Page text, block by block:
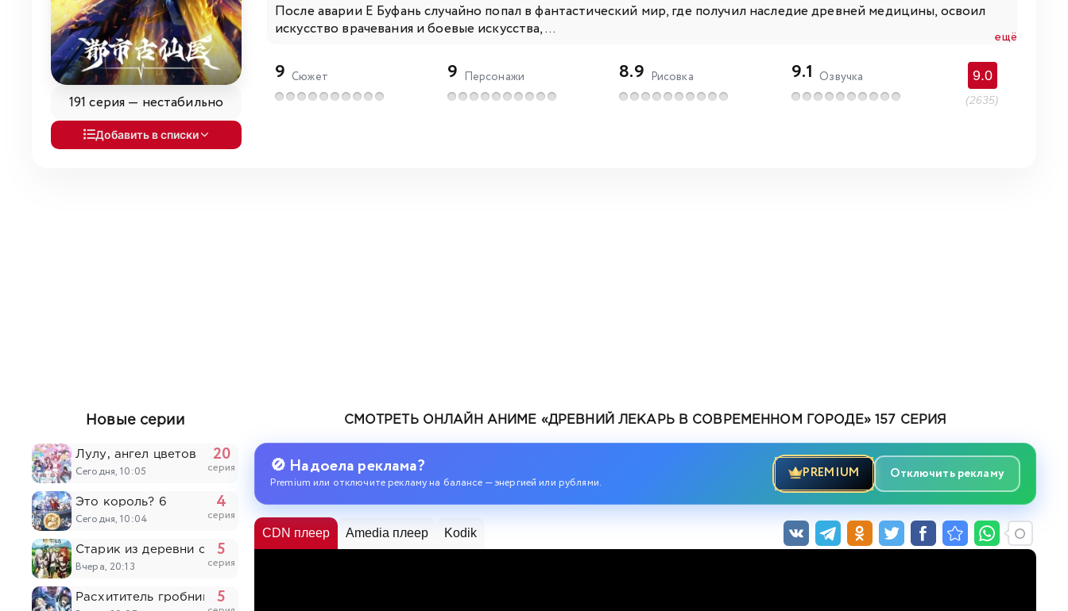
191 серия — нестабильно
Добавить в списки
После аварии Е Буфань случайно попал в фантастический мир, где получил наследие древней медицины, освоил
искусство врачевания и боевые искусства, ...
ещё
9 Сюжет 9 Персонажи 8.9 Рисовка 9.1 Озвучка 9.0
(2635)
СМОТРЕТЬ ОНЛАЙН АНИМЕ «ДРЕВНИЙ ЛЕКАРЬ В СОВРЕМЕННОМ ГОРОДЕ» 157 СЕРИЯ
🚫 Надоела реклама?
Premium или отключите рекламу на балансе — энергией или рублями.
PREMIUM Отключить рекламу
CDN плеер Amedia плеер Kodik
Новые серии
Лулу, ангел цветов
Сегодня, 10:05
20
серия
Это король? 6
Сегодня, 10:04
4
серия
Старик из деревни становится Святым мечом 2
Вчера, 20:13
5
серия
Расхититель гробниц 5